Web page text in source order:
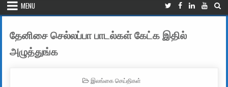
MENU
தேனிசை செல்லப்பா பாடல்கள் கேட்க இதில்
அழுத்துங்க
POSTED IN
இலங்கை செய்திகள்